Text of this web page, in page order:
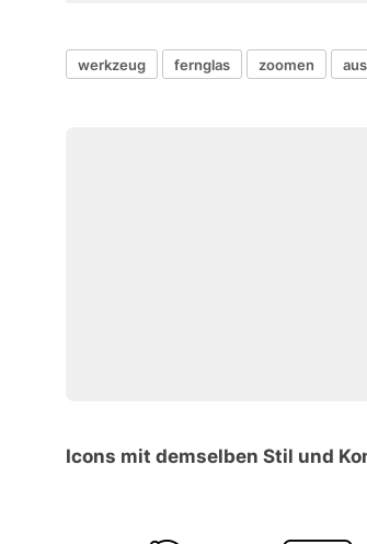
werkzeug fernglas zoomen
Icons mit demselben Stil und